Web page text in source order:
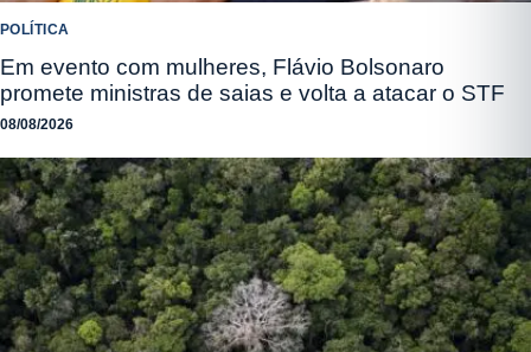
POLÍTICA
Em evento com mulheres, Flávio Bolsonaro
promete ministras de saias e volta a atacar o STF
08/08/2026